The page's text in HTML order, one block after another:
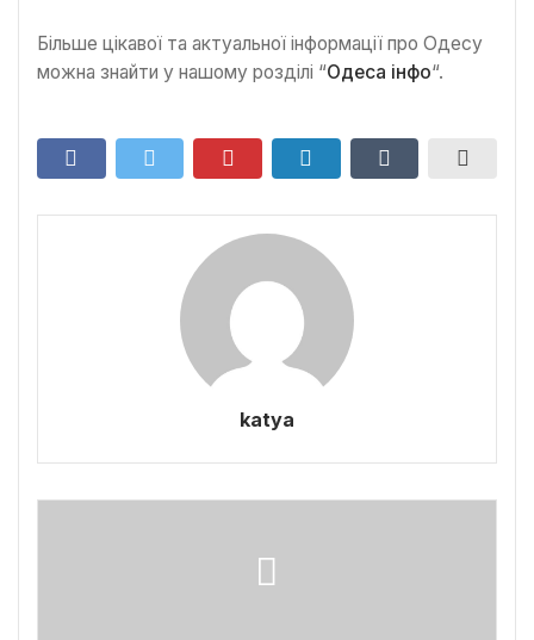
Більше цікавої та актуальної інформації про Одесу
можна знайти у нашому розділі “Одеса інфо“.
katya